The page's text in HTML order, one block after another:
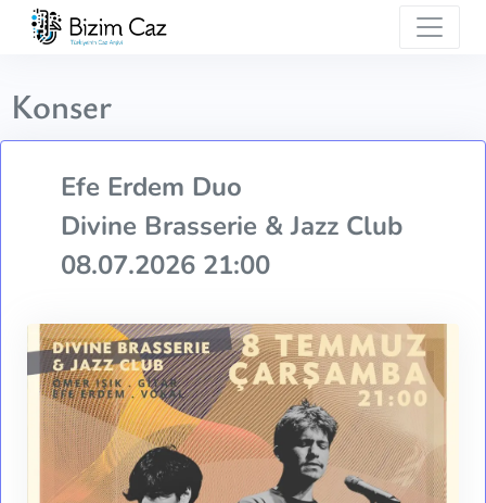
Konser
Efe Erdem Duo
Divine Brasserie & Jazz Club
08.07.2026 21:00